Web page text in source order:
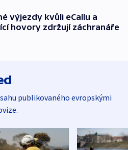
výjezdy kvůli eCallu a
hovory zdržují záchranáře
publikovaného evropskými